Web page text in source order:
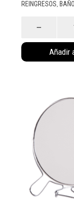
REINGRESOS, BAÑO
Cromada
cantidad
Añadir